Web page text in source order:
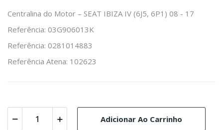
Centralina do Motor – SEAT IBIZA IV (6J5, 6P1) 08 - 17
Referência: 03G906013K
Referência: 0281014883
Referência Atena: 102623
Adicionar Ao Carrinho